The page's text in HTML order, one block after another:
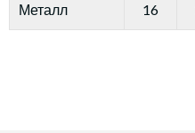
Металл 16